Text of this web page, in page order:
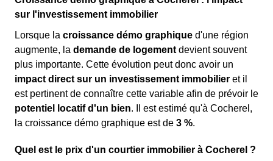
sur l'investissement immobilier
Lorsque la croissance démo graphique d'une région
augmente, la demande de logement devient souvent
plus importante. Cette évolution peut donc avoir un
impact direct sur un investissement immobilier et il
est pertinent de connaître cette variable afin de prévoir le
potentiel locatif d'un bien. Il est estimé qu'à Cocherel,
la croissance démo graphique est de 3 %.
Quel est le prix d'un courtier immobilier à Cocherel ?